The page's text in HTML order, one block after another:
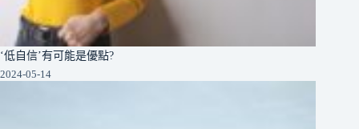
‘低自信’有可能是優點?
2024-05-14